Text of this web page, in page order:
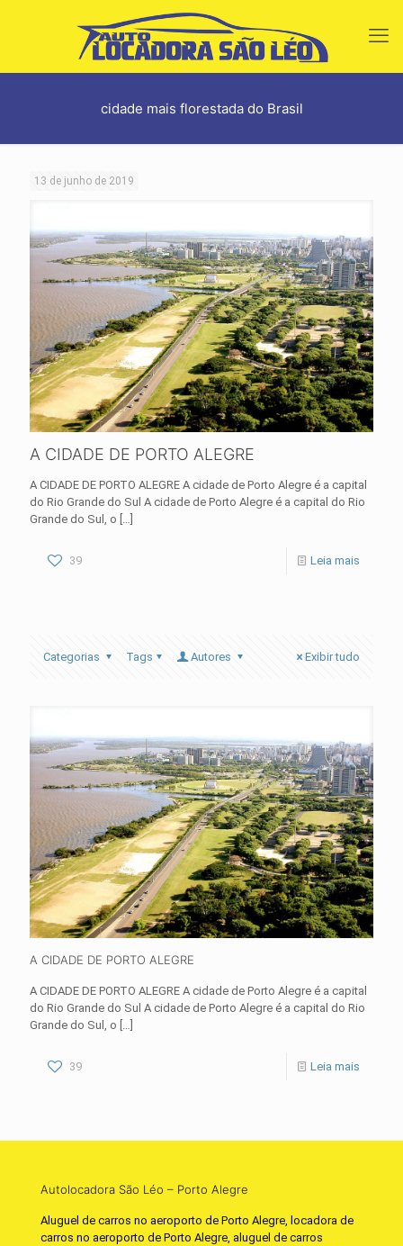
cidade mais florestada do Brasil
13 de junho de 2019
A CIDADE DE PORTO ALEGRE
A CIDADE DE PORTO ALEGRE A cidade de Porto Alegre é a capital
do Rio Grande do Sul A cidade de Porto Alegre é a capital do Rio
Grande do Sul, o
39 Leia mais
Categorias Tags Autores Exibir tudo
A CIDADE DE PORTO ALEGRE
A CIDADE DE PORTO ALEGRE A cidade de Porto Alegre é a capital
do Rio Grande do Sul A cidade de Porto Alegre é a capital do Rio
Grande do Sul, o […]
39 Leia mais
Autolocadora São Léo – Porto Alegre
Aluguel de carros no aeroporto de Porto Alegre, locadora de
carros no aeroporto de Porto Alegre, aluguel de carros